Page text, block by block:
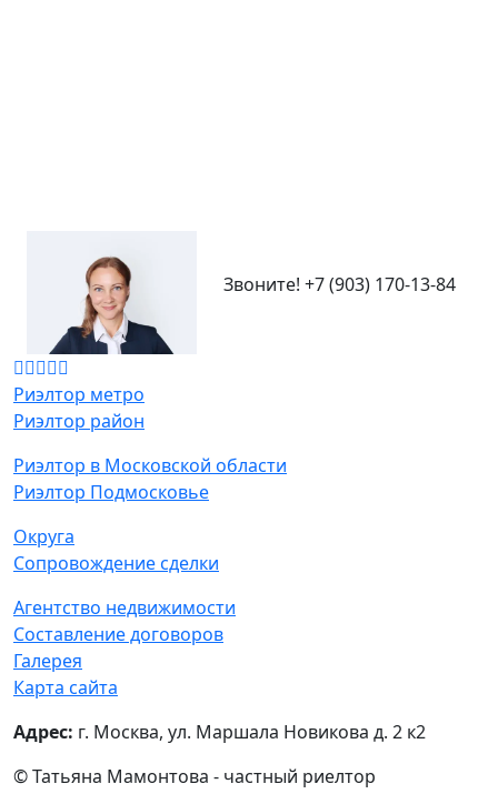
Звоните! +7 (903) 170-13-84
Риэлтор метро
Риэлтор район
Риэлтор в Московской области
Риэлтор Подмосковье
Округа
Сопровождение сделки
Агентство недвижимости
Составление договоров
Галерея
Карта сайта
Адрес: г. Москва, ул. Маршала Новикова д. 2 к2
© Татьяна Мамонтова - частный риелтор